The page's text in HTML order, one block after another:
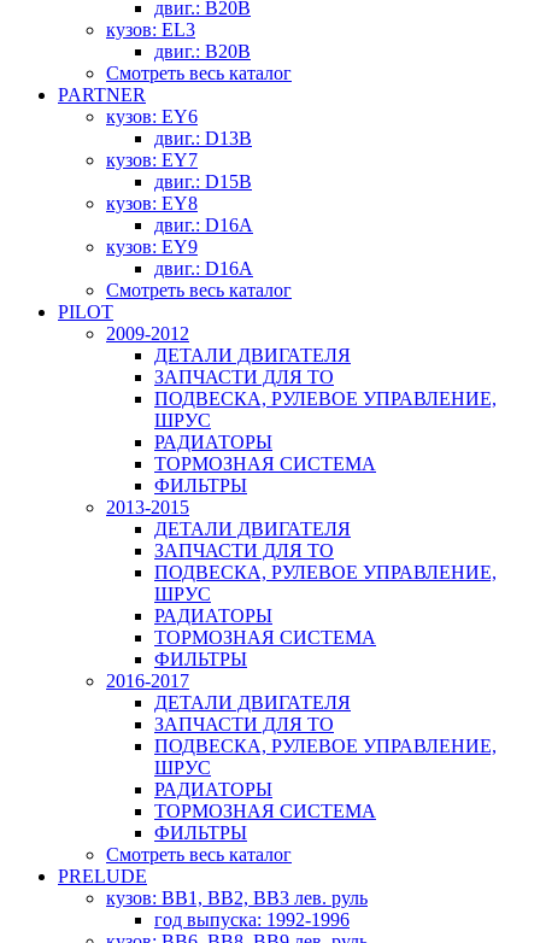
двиг.: B20B
кузов: EL3
двиг.: B20B
Смотреть весь каталог
PARTNER
кузов: EY6
двиг.: D13B
кузов: EY7
двиг.: D15B
кузов: EY8
двиг.: D16A
кузов: EY9
двиг.: D16A
Смотреть весь каталог
PILOT
2009-2012
ДЕТАЛИ ДВИГАТЕЛЯ
ЗАПЧАСТИ ДЛЯ ТО
ПОДВЕСКА, РУЛЕВОЕ УПРАВЛЕНИЕ,
ШРУС
РАДИАТОРЫ
ТОРМОЗНАЯ СИСТЕМА
ФИЛЬТРЫ
2013-2015
ДЕТАЛИ ДВИГАТЕЛЯ
ЗАПЧАСТИ ДЛЯ ТО
ПОДВЕСКА, РУЛЕВОЕ УПРАВЛЕНИЕ,
ШРУС
РАДИАТОРЫ
ТОРМОЗНАЯ СИСТЕМА
ФИЛЬТРЫ
2016-2017
ДЕТАЛИ ДВИГАТЕЛЯ
ЗАПЧАСТИ ДЛЯ ТО
ПОДВЕСКА, РУЛЕВОЕ УПРАВЛЕНИЕ,
ШРУС
РАДИАТОРЫ
ТОРМОЗНАЯ СИСТЕМА
ФИЛЬТРЫ
Смотреть весь каталог
PRELUDE
кузов: BB1, BB2, BB3 лев. руль
год выпуска: 1992-1996